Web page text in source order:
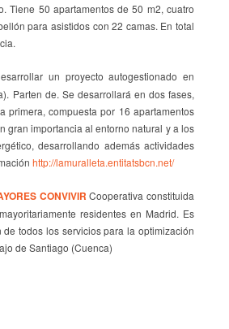
Tiene 50 apartamentos de 50 m2, cuatro
para asistidos con 22 camas. En total
un proyecto autogestionado en
Parten de. Se desarrollará en dos fases,
primera, compuesta por 16 apartamentos
gran importancia al entorno natural y a los
desarrollando además actividades
http://lamuralleta.entitatsbcn.net/
CONVIVIR Cooperativa constituida
residentes en Madrid. Es
todos los servicios para la optimización
de Santiago (Cuenca)